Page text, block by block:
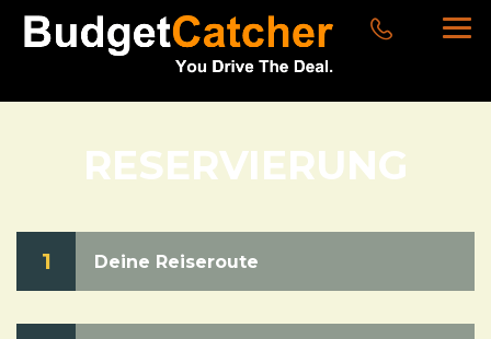
RESERVIERUNG
1 Deine Reiseroute